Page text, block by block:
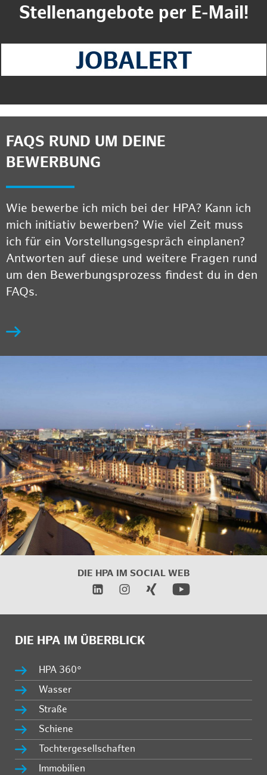
Stellenangebote per E-Mail!
FAQS RUND UM DEINE
BEWERBUNG
Wie bewerbe ich mich bei der HPA? Kann ich
mich initiativ bewerben? Wie viel Zeit muss
ich für ein Vorstellungsgespräch einplanen?
Antworten auf diese und weitere Fragen rund
um den Bewerbungsprozess findest du in den
FAQs.
DIE HPA IM SOCIAL WEB
DIE HPA IM ÜBERBLICK
HPA 360°
Wasser
Straße
Schiene
Tochtergesellschaften
Immobilien